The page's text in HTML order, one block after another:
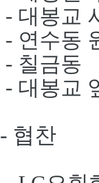
- 대봉교
- 연수동
- 칠금동
- 대봉교
- 협찬